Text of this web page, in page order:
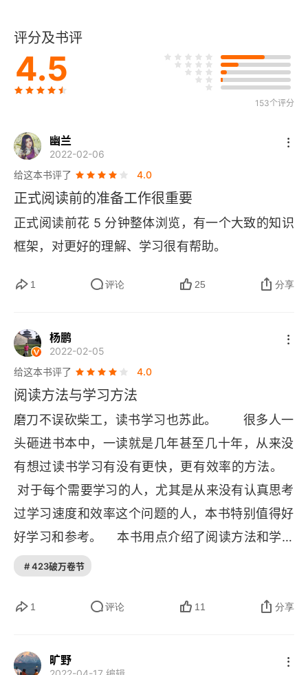
03 把阅读看作一种享受
04 试着画出第一张视觉卡片
06 全方位的快速阅读训练计划
学习流程的第三阶段
01 五感并用阅读法
02 合理安排学习节奏
05 五大感官的协同练习
学习流程的第四阶段
评分及书评
4.5
153个评分
幽兰
2022-02-06
给这本书评了
4.0
正式阅读前的准备工作很重要
正式阅读前花 5 分钟整体浏览，有一个大致的知识
框架，对更好的理解、学习很有帮助。
1 评论 25 分享
杨鹏
2022-02-05
给这本书评了
4.0
阅读方法与学习方法
磨刀不误砍柴工，读书学习也苏此。       很多人一
头砸进书本中，一读就是几年甚至几十年，从来没
有想过读书学习有没有更快，更有效率的方法。
对于每个需要学习的人，尤其是从来没有认真思考
过学习速度和效率这个问题的人，本书特别值得好
好学习和参考。    本书用点介绍了阅读方法和学习
方法。速读法是可以通过长期联系获取的，学习时
是提高效率的关键方法。
# 423破万卷节
1 评论 11 分享
旷野